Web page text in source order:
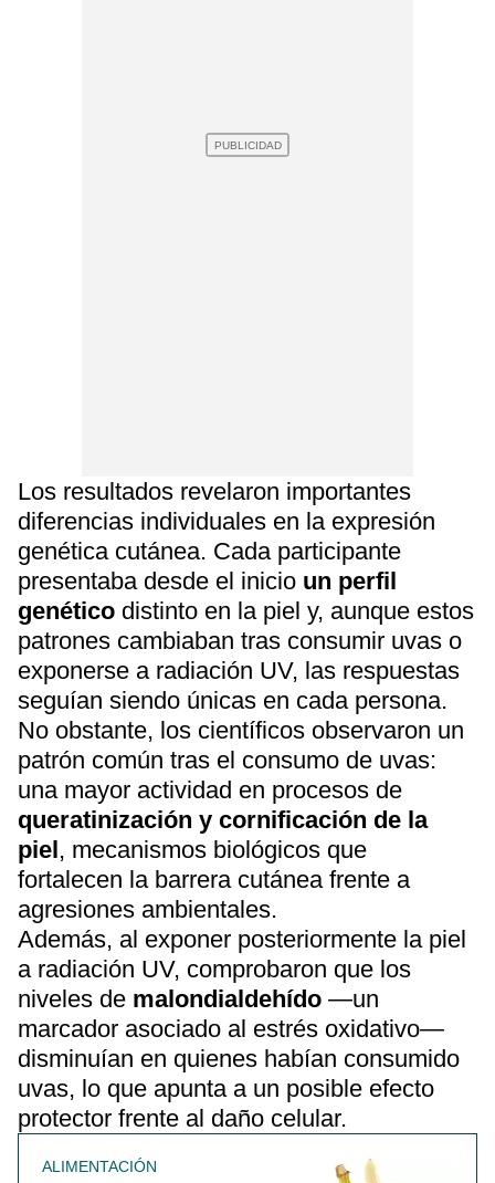
Los resultados revelaron importantes
diferencias individuales en la expresión
genética cutánea. Cada participante
presentaba desde el inicio un perfil
genético distinto en la piel y, aunque estos
patrones cambiaban tras consumir uvas o
exponerse a radiación UV, las respuestas
seguían siendo únicas en cada persona.
No obstante, los científicos observaron un
patrón común tras el consumo de uvas:
una mayor actividad en procesos de
queratinización y cornificación de la
piel, mecanismos biológicos que
fortalecen la barrera cutánea frente a
agresiones ambientales.
Además, al exponer posteriormente la piel
a radiación UV, comprobaron que los
niveles de malondialdehído —un
marcador asociado al estrés oxidativo—
disminuían en quienes habían consumido
uvas, lo que apunta a un posible efecto
protector frente al daño celular.
ALIMENTACIÓN